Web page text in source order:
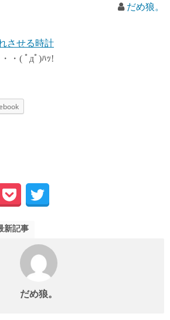
だめ狼。
させる時計
・( ﾟдﾟ)ﾊｯ!
新記事
だめ狼。